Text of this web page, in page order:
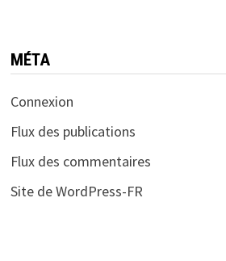
MÉTA
Connexion
Flux des publications
Flux des commentaires
Site de WordPress-FR